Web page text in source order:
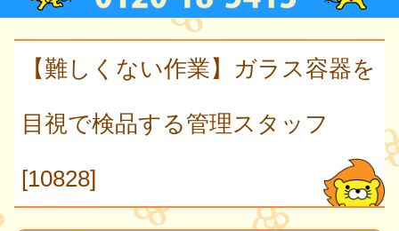
【難しくない作業】ガラス容器を
目視で検品する管理スタッフ
[10828]